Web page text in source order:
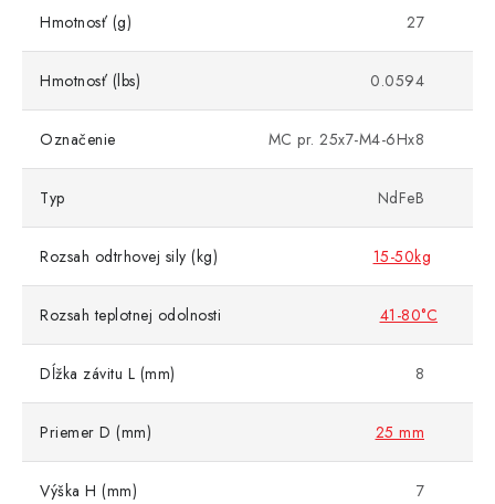
Hmotnosť (g) 27
Hmotnosť (lbs) 0.0594
Označenie MC pr. 25x7-M4-6Hx8
Typ NdFeB
Rozsah odtrhovej sily (kg) 15-50kg
Rozsah teplotnej odolnosti 41-80°C
Dĺžka závitu L (mm) 8
Priemer D (mm) 25 mm
Výška H (mm) 7